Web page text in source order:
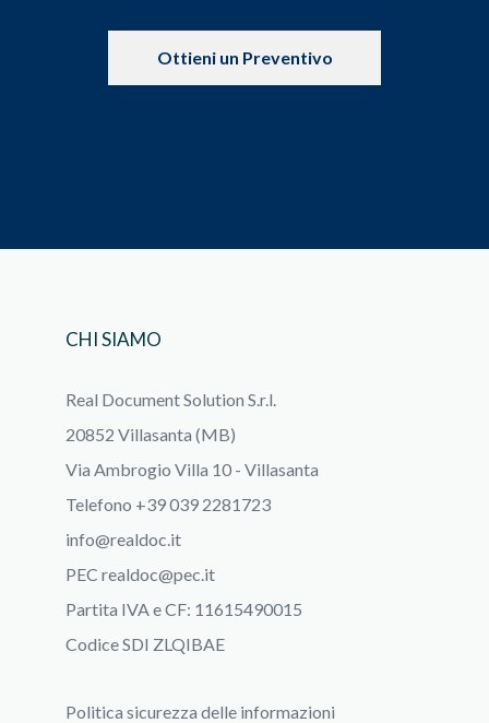
Ottieni un Preventivo
CHI SIAMO
Real Document Solution S.r.l.
20852 Villasanta (MB)
Via Ambrogio Villa 10 - Villasanta
Telefono +39 039 2281723
info@realdoc.it
PEC realdoc@pec.it
Partita IVA e CF: 11615490015
Codice SDI ZLQIBAE
Politica sicurezza delle informazioni